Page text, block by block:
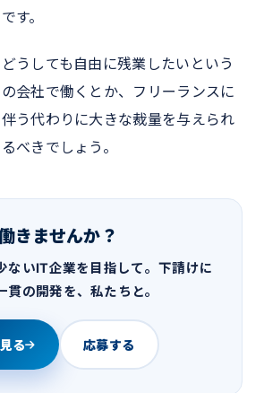
す。
うしても自由に残業したいという
会社で働くとか、フリーランスに
う代わりに大きな裁量を与えられ
べきでしょう。
きませんか？
ないIT企業を目指して。下請けに
貫の開発を、私たちと。
る 応募する